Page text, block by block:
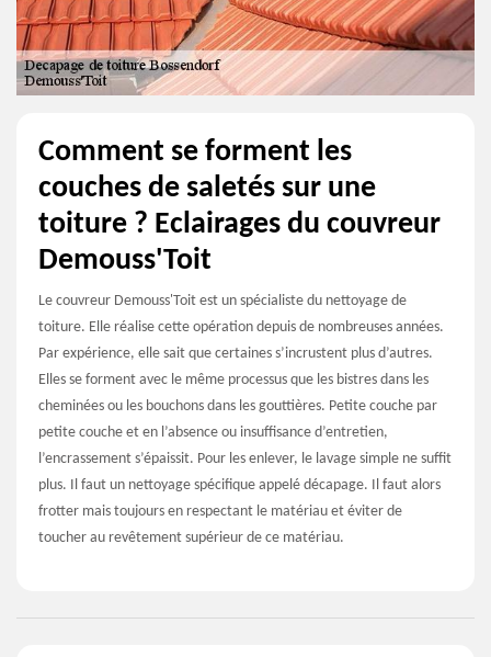
Comment se forment les
couches de saletés sur une
toiture ? Eclairages du couvreur
Demouss'Toit
Le couvreur Demouss'Toit est un spécialiste du nettoyage de
toiture. Elle réalise cette opération depuis de nombreuses années.
Par expérience, elle sait que certaines s’incrustent plus d’autres.
Elles se forment avec le même processus que les bistres dans les
cheminées ou les bouchons dans les gouttières. Petite couche par
petite couche et en l’absence ou insuffisance d’entretien,
l’encrassement s’épaissit. Pour les enlever, le lavage simple ne suffit
plus. Il faut un nettoyage spécifique appelé décapage. Il faut alors
frotter mais toujours en respectant le matériau et éviter de
toucher au revêtement supérieur de ce matériau.